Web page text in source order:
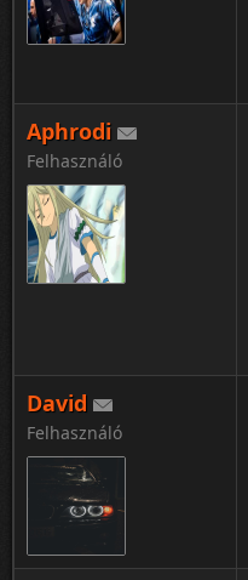
Aphrodi
Felhasználó
David
Felhasználó